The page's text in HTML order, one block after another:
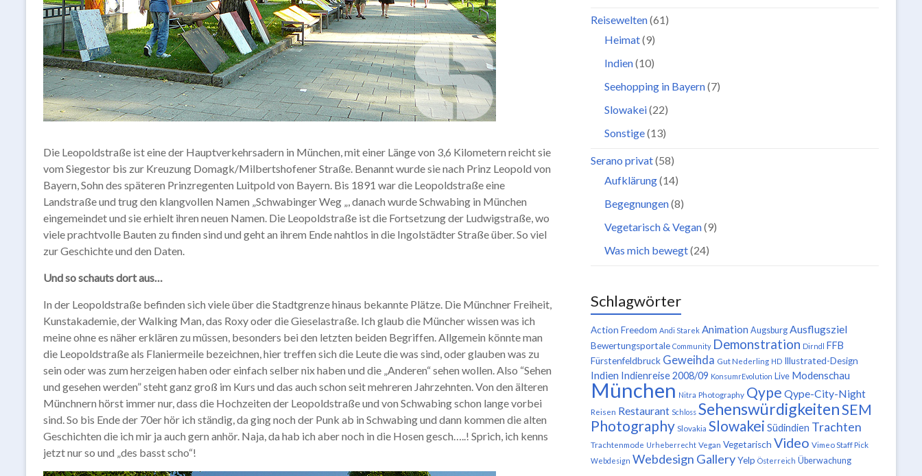
Die Leopoldstraße ist eine der Hauptverkehrsadern in München, mit einer Länge von 3,6 Kilometern reicht sie
vom Siegestor bis zur Kreuzung Domagk/Milbertshofener Straße. Benannt wurde sie nach Prinz Leopold von
Bayern, Sohn des späteren Prinzregenten Luitpold von Bayern. Bis 1891 war die Leopoldstraße eine
Landstraße und trug den klangvollen Namen „Schwabinger Weg „, danach wurde Schwabing in München
eingemeindet und sie erhielt ihren neuen Namen. Die Leopoldstraße ist die Fortsetzung der Ludwigstraße, wo
viele prachtvolle Bauten zu finden sind und geht an ihrem Ende nahtlos in die Ingolstädter Straße über. So viel
zur Geschichte und den Daten.
Und so schauts dort aus…
In der Leopoldstraße befinden sich viele über die Stadtgrenze hinaus bekannte Plätze. Die Münchner Freiheit,
Kunstakademie, der Walking Man, das Roxy oder die Gieselastraße. Ich glaub die Müncher wissen was ich
meine ohne es näher erklären zu müssen, besonders bei den letzten beiden Begriffen. Allgemein könnte man
die Leopoldstraße als Flaniermeile bezeichnen, hier treffen sich die Leute die was sind, oder glauben was zu
sein oder was zum herzeigen haben oder einfach selber nix haben und die „Anderen“ sehen wollen. Also “Sehen
und gesehen werden” steht ganz groß im Kurs und das auch schon seit mehreren Jahrzehnten. Von den älteren
Münchnern hörst immer nur, dass die Hochzeiten der Leopoldstraße und von Schwabing schon lange vorbei
sind. So bis Ende der 70er hör ich ständig, da ging noch der Punk ab in Schwabing und dann kommen die alten
Geschichten die ich mir ja auch gern anhör. Naja, da hab ich aber noch in die Hosen gesch…..! Sprich, ich kenns
jetzt nur so und „des basst scho“!
Reisewelten(61)
Heimat(9)
Indien(10)
Seehopping in Bayern(7)
Slowakei(22)
Sonstige(13)
Serano privat(58)
Aufklärung(14)
Begegnungen(8)
Vegetarisch & Vegan(9)
Was mich bewegt(24)
Schlagwörter
Action Freedom Andi Starek Animation Augsburg Ausflugsziel
Bewertungsportale Community Demonstration Dirndl FFB
Fürstenfeldbruck Geweihda Gut Nederling HD Illustrated-Design
Indien Indienreise 2008/09 KonsumrEvolution Live Modenschau
München Nitra Photography Qype Qype-City-Night
Reisen Restaurant Schloss SehenswürdigkeitenSEM
Photography Slovakia Slowakei Südindien Trachten
Trachtenmode Urheberrecht Vegan Vegetarisch Video Vimeo Staff Pick
Webdesign Webdesign GalleryYelp Österreich Überwachung